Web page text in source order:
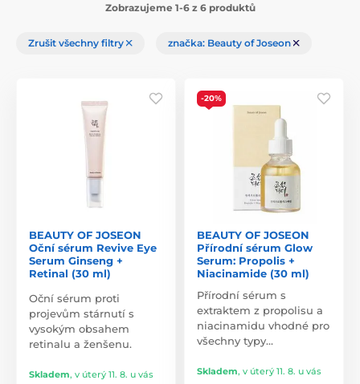
Zobrazujeme 1-6 z 6 produktů
Zrušit všechny filtry značka: Beauty of Joseon
BEAUTY OF JOSEON
Oční sérum Revive Eye
Serum Ginseng +
Retinal (30 ml)
Oční sérum proti
projevům stárnutí s
vysokým obsahem
retinalu a ženšenu.
Skladem, v úterý 11. 8. u vás
-20%
BEAUTY OF JOSEON
Přírodní sérum Glow
Serum: Propolis +
Niacinamide (30 ml)
Přírodní sérum s
extraktem z propolisu a
niacinamidu vhodné pro
všechny typy…
Skladem, v úterý 11. 8. u vás